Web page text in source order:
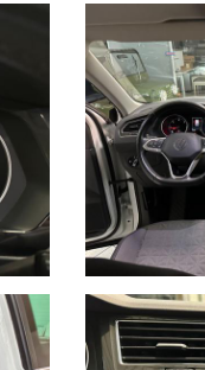
NEL
caricati
descritto non ha